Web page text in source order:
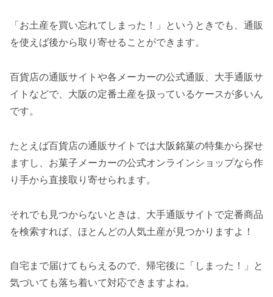
「お土産を買い忘れてしまった！」というときでも、通販
を使えば後から取り寄せることができます。
百貨店の通販サイトや各メーカーの公式通販、大手通販サ
イトなどで、大阪の定番土産を扱っているケースが多いん
です。
たとえば百貨店の通販サイトでは大阪銘菓の特集から探せ
ますし、お菓子メーカーの公式オンラインショップなら作
り手から直接取り寄せられます。
それでも見つからないときは、大手通販サイトで定番商品
を検索すれば、ほとんどの人気土産が見つかりますよ！
自宅まで届けてもらえるので、帰宅後に「しまった！」と
気づいても落ち着いて対応できますよね。